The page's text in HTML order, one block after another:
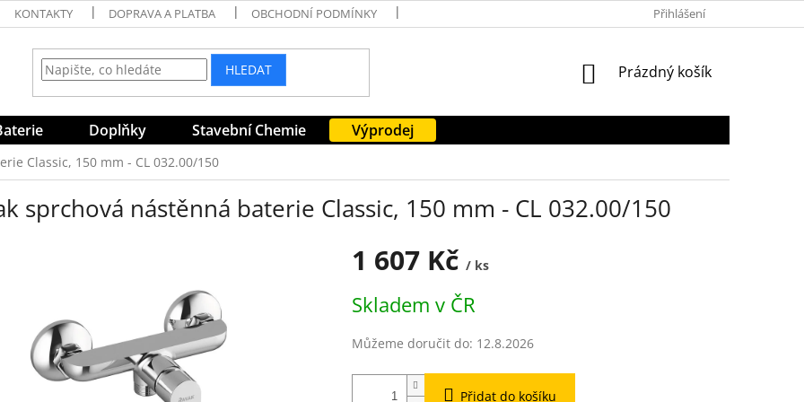
KONTAKTY DOPRAVA A PLATBA OBCHODNÍ PODMÍNKY FORMULÁŘE KE STAŽENÍ
Přihlášení
HLEDAT
NÁKUPNÍ
Prázdný košík
Doplňky Stavební Chemie Výprodej
Classic, 150 mm - CL 032.00/150
sprchová nástěnná baterie Classic, 150 mm - CL 032.00/150
1 607 Kč / ks
cena:
Skladem v ČR
Můžeme doručit do: 12.8.2026
Přidat do košíku